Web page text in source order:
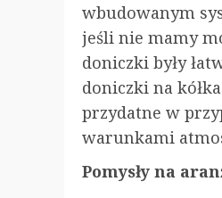
wbudowanym
jeśli nie mamy
doniczki były
doniczki na
przydatne w
warunkami
Pomysły na